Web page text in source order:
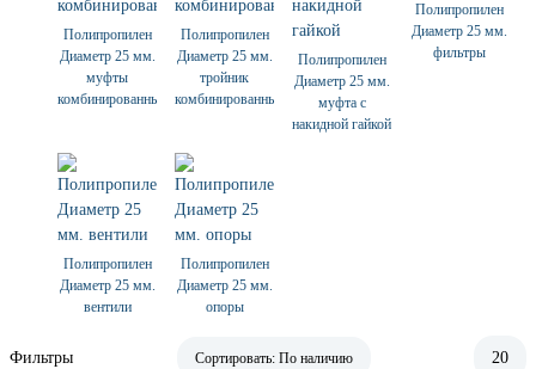
Полипропилен
Диаметр 25 мм.
муфты
комбинированные
Полипропилен
Диаметр 25 мм.
тройник
комбинированный
Полипропилен
Диаметр 25 мм.
муфта с
накидной гайкой
Полипропилен
Диаметр 25 мм.
фильтры
Полипропилен
Диаметр 25 мм.
вентили
Полипропилен
Диаметр 25 мм.
опоры
Фильтры Сортировать: По наличию 20